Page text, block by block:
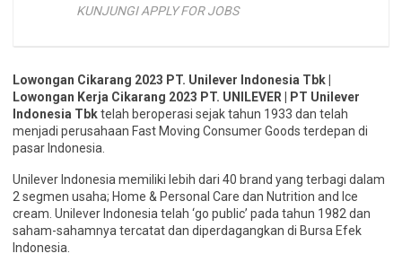
KUNJUNGI APPLY FOR JOBS
Lowongan Cikarang 2023 PT. Unilever Indonesia Tbk |
Lowongan Kerja Cikarang 2023 PT. UNILEVER | PT Unilever
Indonesia Tbktelah beroperasi sejak tahun 1933 dan telah
menjadi perusahaan Fast Moving Consumer Goods terdepan di
pasar Indonesia.
Unilever Indonesia memiliki lebih dari 40 brand yang terbagi dalam
2 segmen usaha; Home & Personal Care dan Nutrition and Ice
cream. Unilever Indonesia telah ‘go public’ pada tahun 1982 dan
saham-sahamnya tercatat dan diperdagangkan di Bursa Efek
Indonesia.